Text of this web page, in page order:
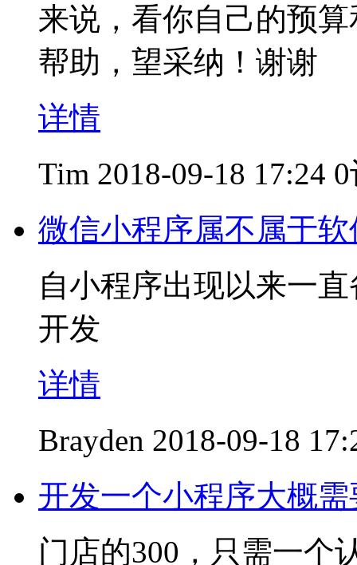
来说，看你自己的预
帮助，望采纳！谢谢
详情
Tim 2018-09-18 17:24
微信小程序属不属于
自小程序出现以来一
开发
详情
Brayden 2018-09-18
开发一个小程序大概
门店的300，只需一个